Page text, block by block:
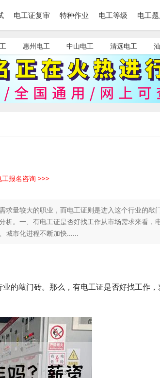
电工证复审 特种作业 电工等级 电工
惠州电工 中山电工 清远电工
工报名咨询 >>>
求量较大的职业，而电工证则是进入这个行业的敲
析。一、有电工证是否好找工作从市场需求来看，
城市化进程不断加快......
的敲门砖。那么，有电工证是否好找工作，